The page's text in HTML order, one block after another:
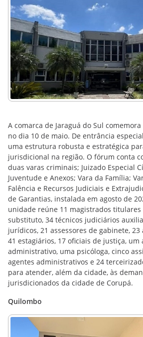
A comarca de Jaraguá do Sul
no dia 10 de maio. De entrância
uma estrutura robusta e estratégica
jurisdicional na região. O fórum conta
duas varas criminais; Juizado Especial
Juventude e Anexos; Vara da Família;
Falência e Recursos Judiciais e
de Garantias, instalada em agosto de
unidade reúne 11 magistrados
substituto, 34 técnicos judiciários
jurídicos, 21 assessores de gabinete,
41 estagiários, 17 oficiais de justiça, um
administrativo, uma psicóloga, cinco
agentes administrativos e 24
para atender, além da cidade, às
jurisdicionados da cidade de Corupá.
Quilombo